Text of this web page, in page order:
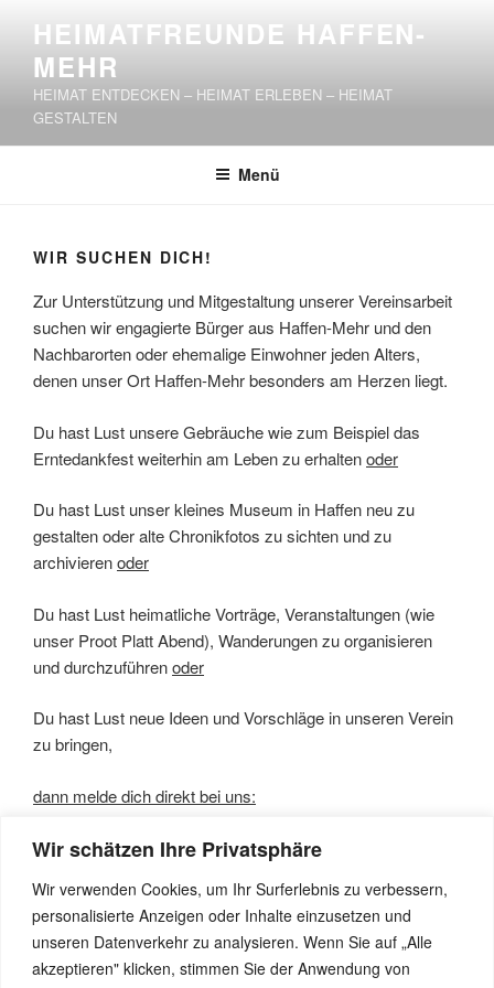
Wir schätzen Ihre Privatsphäre
Wir verwenden Cookies, um Ihr Surferlebnis zu verbessern,
personalisierte Anzeigen oder Inhalte einzusetzen und
unseren Datenverkehr zu analysieren. Wenn Sie auf „Alle
akzeptieren" klicken, stimmen Sie der Anwendung von
springen
HEIMATFREUNDE HAFFEN-
MEHR
HEIMAT ENTDECKEN – HEIMAT ERLEBEN – HEIMAT
GESTALTEN
Menü
WIR SUCHEN DICH!
Zur Unterstützung und Mitgestaltung unserer Vereinsarbeit
suchen wir engagierte Bürger aus Haffen-Mehr und den
Nachbarorten oder ehemalige Einwohner jeden Alters,
denen unser Ort Haffen-Mehr besonders am Herzen liegt.
Du hast Lust unsere Gebräuche wie zum Beispiel das
Erntedankfest weiterhin am Leben zu erhaltenoder
Du hast Lust unser kleines Museum in Haffen neu zu
gestalten oder alte Chronikfotos zu sichten und zu
archivierenoder
Du hast Lust heimatliche Vorträge, Veranstaltungen (wie
unser Proot Platt Abend), Wanderungen zu organisieren
und durchzuführenoder
Du hast Lust neue Ideen und Vorschläge in unseren Verein
zu bringen,
dann melde dich direkt bei uns:
Johannes Helling, 1. Vorsitzender, Tel: 02857 – 1868
Julia Krassa, Schriftführerin, Tel: 02857 – 5610677
Albert Bömer, Kassierer, E-Mail: albertboemer@aol.com